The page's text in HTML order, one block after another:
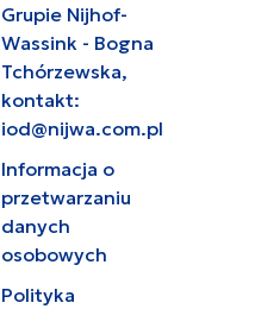
Grupie Nijhof-
Wassink - Bogna
Tchórzewska,
kontakt:
iod@nijwa.com.pl
Informacja o
przetwarzaniu
danych
osobowych
Polityka